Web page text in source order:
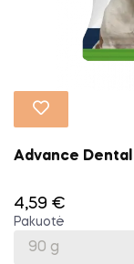
Advance Dental
4,59 €
Pakuotė